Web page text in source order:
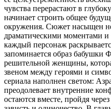
чувства перерастают в
начинает строить общее
окружения. Сюжет насыщен
драматическими моментами
каждый персонаж
запоминается образ
решительной женщины,
звеном между героями и
сериала наполнен светом:
преодолевает внутренние
остаются вместе, пройдя